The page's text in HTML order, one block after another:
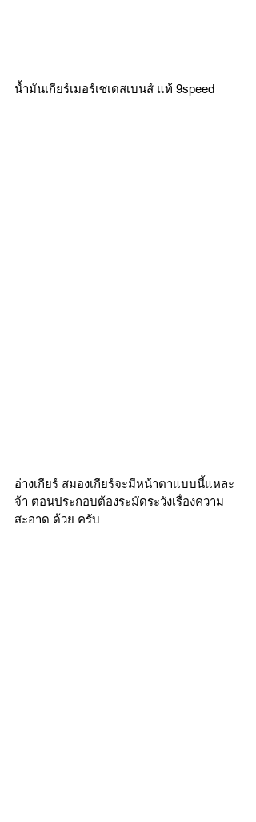
น้ำมันเกียร์เมอร์เซเดสเบนส์ แท้ 9speed
อ่างเกียร์ สมองเกียร์จะมีหน้าตาแบบนี้แหละ
จ้า ตอนประกอบต้องระมัดระวังเรื่องความ
สะอาด ด้วย ครับ